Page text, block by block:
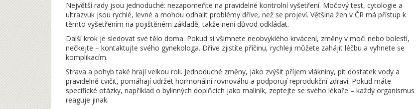
Největší rady jsou jednoduché: nezapomeňte na pravidelné kontrolní vyšetření. Močový test, cytologie a
ultrazvuk jsou rychlé, levné a mohou odhalit problémy dříve, než se projeví. Většina žen v ČR má přístup k
těmto vyšetřením na pojištěném základě, takže není důvod odkládat.
Další krok je sledovat své tělo doma. Pokud si všimnete neobvyklého krvácení, změny v moči nebo bolestí,
nečkejte – kontaktujte svého gynekologa. Dříve zjistíte příčinu, rychleji můžete zahájit léčbu a vyhnete se
komplikacím.
Strava a pohyb také hrají velkou roli. Jednoduché změny, jako zvýšit příjem vlákniny, pít dostatek vody a
pravidelně cvičit, pomáhají udržet hormonální rovnováhu a podporují reprodukční zdraví. Pokud máte
specifické otázky, například o bylinných doplňcích jako maliník, zeptejte se svého lékaře – každý organismus
reaguje jinak.